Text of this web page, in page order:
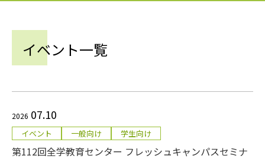
イベント一覧
2026 07.10
イベント 一般向け 学生向け
第112回全学教育センター フレッシュキャンパスセミナ